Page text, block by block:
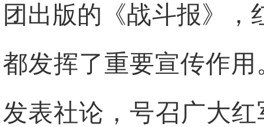
团出版的《战斗报》，
都发挥了重要宣传作用
发表社论，号召广大